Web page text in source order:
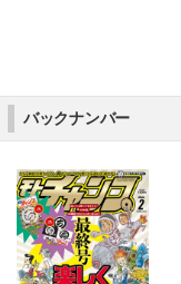
バックナンバー